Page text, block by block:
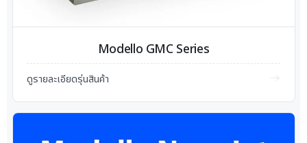
Modello GMC Series
ดูรายละเอียดรุ่นสินค้า